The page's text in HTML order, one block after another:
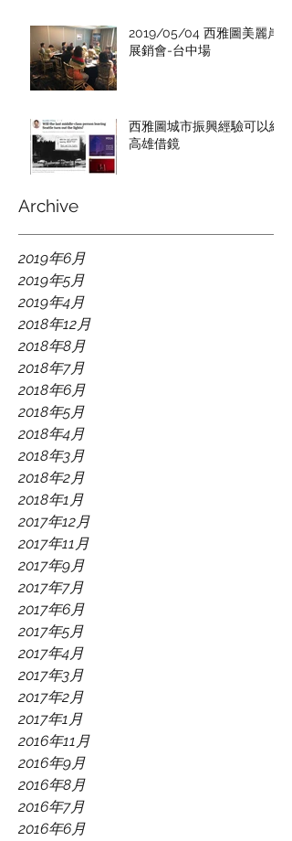
2019/05/04 西雅圖美麗岸
展銷會-台中場
西雅圖城市振興經驗可以給
高雄借鏡
Archive
2019年6月
2019年5月
2019年4月
2018年12月
2018年8月
2018年7月
2018年6月
2018年5月
2018年4月
2018年3月
2018年2月
2018年1月
2017年12月
2017年11月
2017年9月
2017年7月
2017年6月
2017年5月
2017年4月
2017年3月
2017年2月
2017年1月
2016年11月
2016年9月
2016年8月
2016年7月
2016年6月